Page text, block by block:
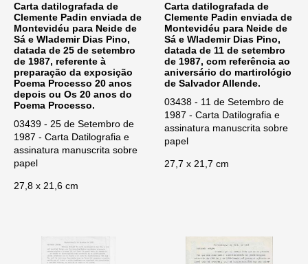
Carta datilografada de
Clemente Padin enviada de
Montevidéu para Neide de
Sá e Wlademir Dias Pino,
datada de 25 de setembro
de 1987, referente à
preparação da exposição
Poema Processo 20 anos
depois ou Os 20 anos do
Poema Processo.
03439 - 25 de Setembro de
1987 - Carta Datilografia e
assinatura manuscrita sobre
papel
27,8 x 21,6 cm
Carta datilografada de
Clemente Padin enviada de
Montevidéu para Neide de
Sá e Wlademir Dias Pino,
datada de 11 de setembro
de 1987, com referência ao
aniversário do martirológio
de Salvador Allende.
03438 - 11 de Setembro de
1987 - Carta Datilografia e
assinatura manuscrita sobre
papel
27,7 x 21,7 cm